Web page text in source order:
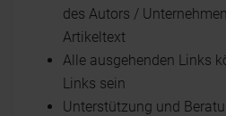
des Autors /
Artikeltext
Alle ausgehenden Links
Links sein
Unterstützung und